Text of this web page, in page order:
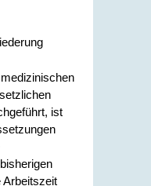
ist
Arbeitszeit